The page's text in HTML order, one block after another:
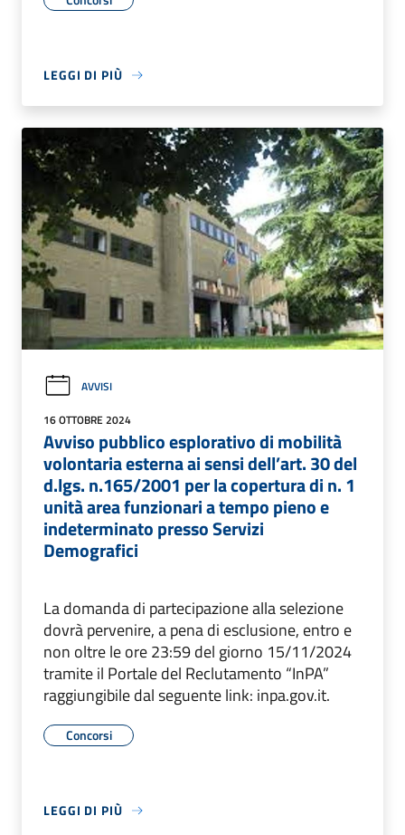
LEGGI DI PIÙ
AVVISI
16 OTTOBRE 2024
Avviso pubblico esplorativo di mobilità
volontaria esterna ai sensi dell’art. 30 del
d.lgs. n.165/2001 per la copertura di n. 1
unità area funzionari a tempo pieno e
indeterminato presso Servizi
Demografici
La domanda di partecipazione alla selezione
dovrà pervenire, a pena di esclusione, entro e
non oltre le ore 23:59 del giorno 15/11/2024
tramite il Portale del Reclutamento “InPA”
raggiungibile dal seguente link: inpa.gov.it.
Concorsi
LEGGI DI PIÙ